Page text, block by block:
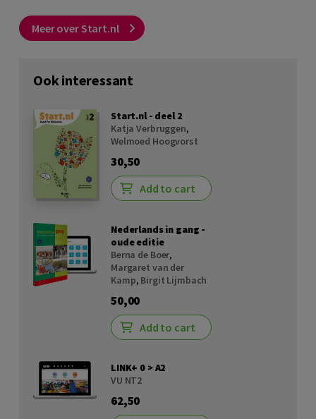
Meer over Start.nl
Ook interessant
Start.nl - deel 2
Katja Verbruggen,
Welmoed Hoogvorst
30,50
Add to cart
Nederlands in gang -
oude editie
Berna de Boer,
Margaret van der
Kamp, Birgit Lijmbach
50,00
Add to cart
LINK+ 0 > A2
VU NT2
62,50